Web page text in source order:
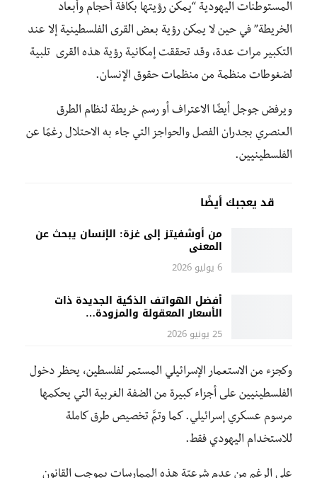
المستوطنات اليهودية “يمكن رؤيتها بكافة أحجام وأبعاد
الخريطة” في حين لا يمكن رؤية بعض القرى الفلسطينية إلا عند
التكبير مرات عدة، وقد تحققت إمكانية رؤية هذه القرى تلبية
لضغوطات منظمة من منظمات حقوق الإنسان.
ويرفض جوجل أيضًا الاعتراف أو رسم خريطة لنظام الطرق
العنصري بجدران الفصل والحواجز التي جاء به الاحتلال رغمًا عن
الفلسطينيين.
قد يعجبك أيضًا
من أوشفيتز إلى غزة: الإنسان يبحث عن
المعنى
6 يوليو 2026
أفضل الهواتف الذكية الجديدة ذات
الأسعار المعقولة والمزودة…
25 يونيو 2026
وكجزء من الاستعمار الإسرائيلي المستمر لفلسطين، يحظر دخول
الفلسطينيين على أجزاء كبيرة من الضفة الغربية التي يحكمها
مرسوم عسكري إسرائيلي. كما وتمَّ تخصيص طرق كاملة
للاستخدام اليهودي فقط.
على الرغم من عدم شرعيّة هذه الممارسات بموجب القانون